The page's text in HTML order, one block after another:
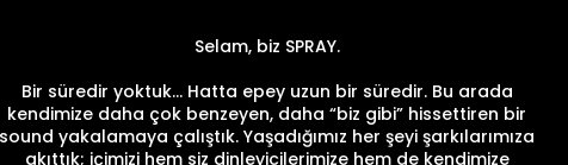
Selam, biz SPRAY.
Bir süredir yoktuk… Hatta epey uzun bir süredir. Bu arada
kendimize daha çok benzeyen, daha “biz gibi” hissettiren bir
sound yakalamaya çalıştık. Yaşadığımız her şeyi şarkılarımıza
akıttık; içimizi hem siz dinleyicilerimize hem de kendimize